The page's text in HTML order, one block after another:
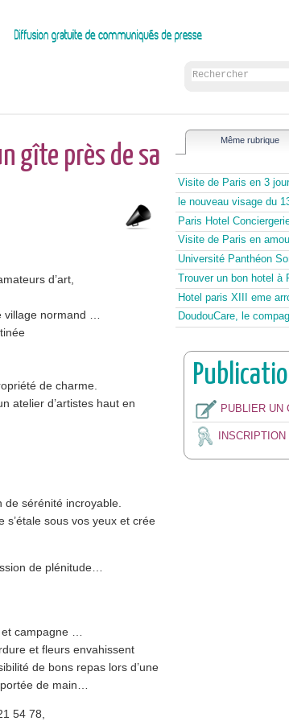
gîte près de sa
d’art,
village normand …
de charme.
atelier d’artistes haut en
sérénité incroyable.
sous vos yeux et crée
de plénitude…
campagne …
et fleurs envahissent
de bons repas lors d’une
de main…
54 78,
Même rubrique
Visite de Paris en 3
le nouveau visage du
Paris Hotel
Visite de Paris en
Université Panthéon
Trouver un bon hotel à
Hotel paris XIII eme
DoudouCare, le
PUBLIER UN